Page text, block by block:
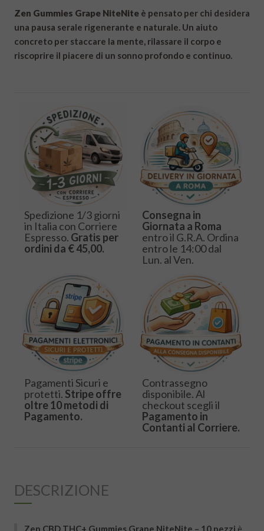
Zen Gummies Grape NiteNite è pensato per chi desidera
una pausa serale rigenerante e naturale. Un aiuto
concreto per staccare la mente, rilassare il corpo e
riscoprire il piacere di un sonno profondo e continuo.
Spedizione 1/3 giorni
in Italia con Corriere
Espresso. Gratis per
ordini da € 45,00.
Consegna in
Giornata a Roma
entro il G.R.A. Ordina
entro le 14:00 dal
Lun. al Ven.
Pagamenti Sicuri e
protetti. Stripe offre
oltre 10 metodi di
Pagamento.
Contrassegno
disponibile. Al
checkout scegli il
Pagamento in
Contanti al Corriere.
DESCRIZIONE
Zen CBD THC+ Gummies Grape NiteNite – 10 pezzi è